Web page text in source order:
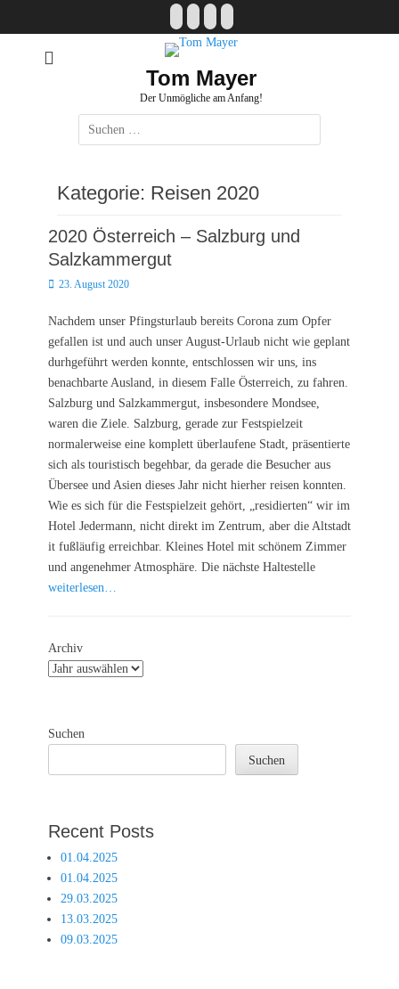
Mail
Tom Mayer
Der Unmögliche am Anfang!
Suche
nach:
Kategorie: Reisen 2020
2020 Österreich – Salzburg und
Salzkammergut
Posted
23. August 2020
Nachdem unser Pfingsturlaub bereits Corona zum Opfer
gefallen ist und auch unser August-Urlaub nicht wie geplant
durhgeführt werden konnte, entschlossen wir uns, ins
benachbarte Ausland, in diesem Falle Österreich, zu fahren.
Salzburg und Salzkammergut, insbesondere Mondsee,
waren die Ziele. Salzburg, gerade zur Festspielzeit
normalerweise eine komplett überlaufene Stadt, präsentierte
sich als touristisch begehbar, da gerade die Besucher aus
Übersee und Asien dieses Jahr nicht hierher reisen konnten.
Wie es sich für die Festspielzeit gehört, „residierten“ wir im
Hotel Jedermann, nicht direkt im Zentrum, aber die Altstadt
it fußläufig erreichbar. Kleines Hotel mit schönem Zimmer
und angenehmer Atmosphäre. Die nächste Haltestelle
weiterlesen…
Archiv
Suchen
Suchen
Recent Posts
01.04.2025
01.04.2025
29.03.2025
13.03.2025
09.03.2025